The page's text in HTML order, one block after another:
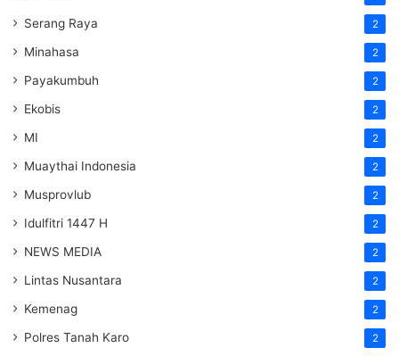
Serang Raya 2
Minahasa 2
Payakumbuh 2
Ekobis 2
MI 2
Muaythai Indonesia 2
Musprovlub 2
Idulfitri 1447 H 2
NEWS MEDIA 2
Lintas Nusantara 2
Kemenag 2
Polres Tanah Karo 2